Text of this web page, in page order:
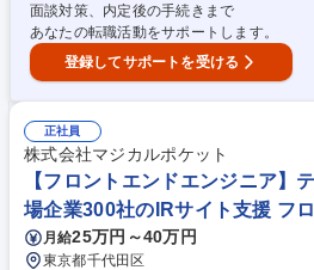
面談対策、内定後の手続きまで
あなたの転職活動をサポートします。
登録してサポートを受ける
正社員
株式会社マジカルポケット
【フロントエンドエンジニア】
場企業300社のIRサイト支援 フ
月給25万円～40万円
東京都千代田区